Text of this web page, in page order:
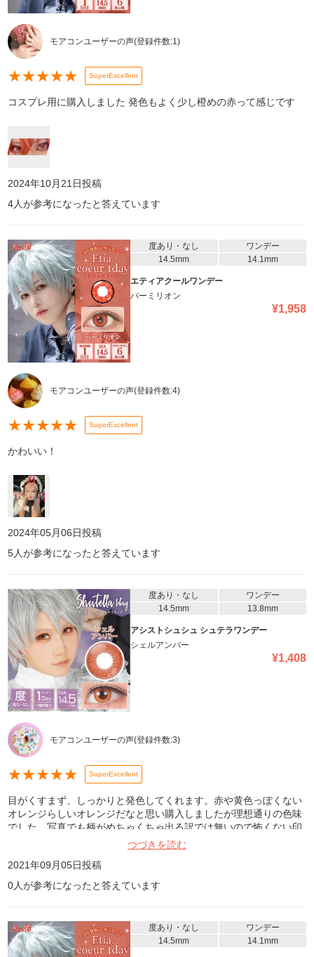
モアコンユーザーの声(登録件数:1)
★★★★★ SuperExcellent
コスプレ用に購入しました 発色もよく少し橙めの赤って感じです
2024年10月21日投稿
4人が参考になったと答えています
度あり・なし
ワンデー
14.5mm
14.1mm
エティアクールワンデー
バーミリオン
¥1,958
モアコンユーザーの声(登録件数:4)
★★★★★ SuperExcellent
かわいい！
2024年05月06日投稿
5人が参考になったと答えています
度あり・なし
ワンデー
14.5mm
13.8mm
アシストシュシュ シュテラワンデー
シェルアンバー
¥1,408
モアコンユーザーの声(登録件数:3)
★★★★★ SuperExcellent
目がくすまず、しっかりと発色してくれます。赤や黄色っぽくない
オレンジらしいオレンジだなと思い購入しましたが理想通りの色味
でした。写真でも柄がめちゃくちゃ出る訳では無いので怖くない印
象。どちらかというと男装向けかなと思いました。
つづきを読む
2021年09月05日投稿
0人が参考になったと答えています
度あり・なし
ワンデー
14.5mm
14.1mm